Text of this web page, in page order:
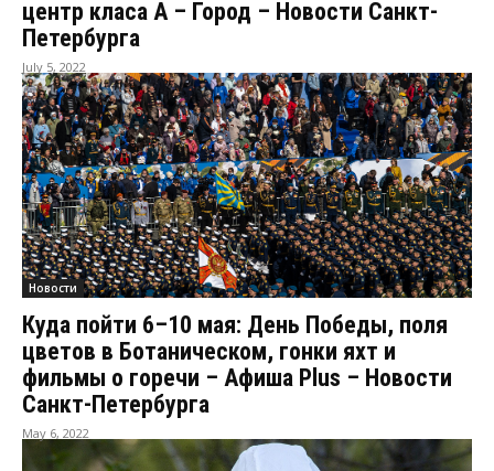
центр класа А – Город – Новости Санкт-
Петербурга
July 5, 2022
Новости
Куда пойти 6–10 мая: День Победы, поля
цветов в Ботаническом, гонки яхт и
фильмы о горечи – Афиша Plus – Новости
Санкт-Петербурга
May 6, 2022